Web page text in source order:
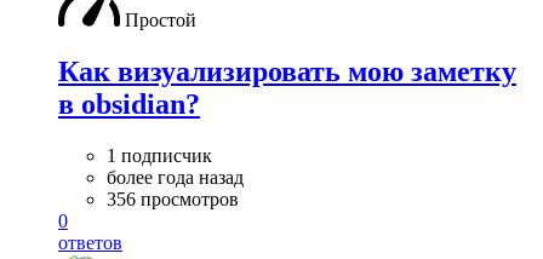
Простой
Как визуализировать мою заметку
в obsidian?
1 подписчик
более года назад
356 просмотров
0
ответов